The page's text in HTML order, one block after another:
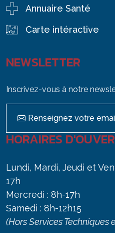
Annuaire Santé
Carte intéractive
NEWSLETTER
Inscrivez-vous à notre
Renseignez votre
HORAIRES
Lundi, Mardi, Jeudi et
17h
Mercredi : 8h-17h
Samedi : 8h-12h15
(Hors Services Techniques